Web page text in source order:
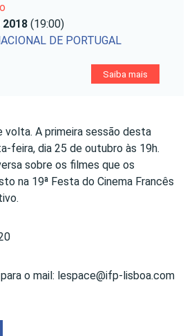
2018 (19:00)
DE PORTUGAL
Saiba mais
volta. A primeira sessão desta
feira, dia 25 de outubro às 19h.
sobre os filmes que os
na 19ª Festa do Cinema Francês
o mail: lespace@ifp-lisboa.com